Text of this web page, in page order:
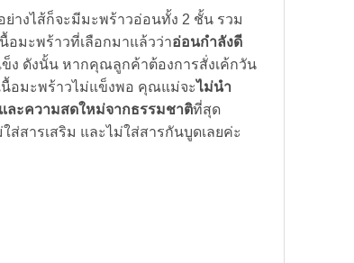
างไส้ก็จะมีมะพร้าวอ่อนทั้ง 2 ชั้น รวม
อมะพร้าวที่เลือกมาแล้วว่าอ่อนกำลังดี
ง ดังนั้น หากคุณลูกค้าต้องการสั่งเค้กวัน
นื้อมะพร้าวไม่แข็งพอ คุณแม่จะไม่นำ
ละความสดใหม่จากธรรมชาติที่สุด
สารเสริม และไม่ใส่สารกันบูดเลยค่ะ